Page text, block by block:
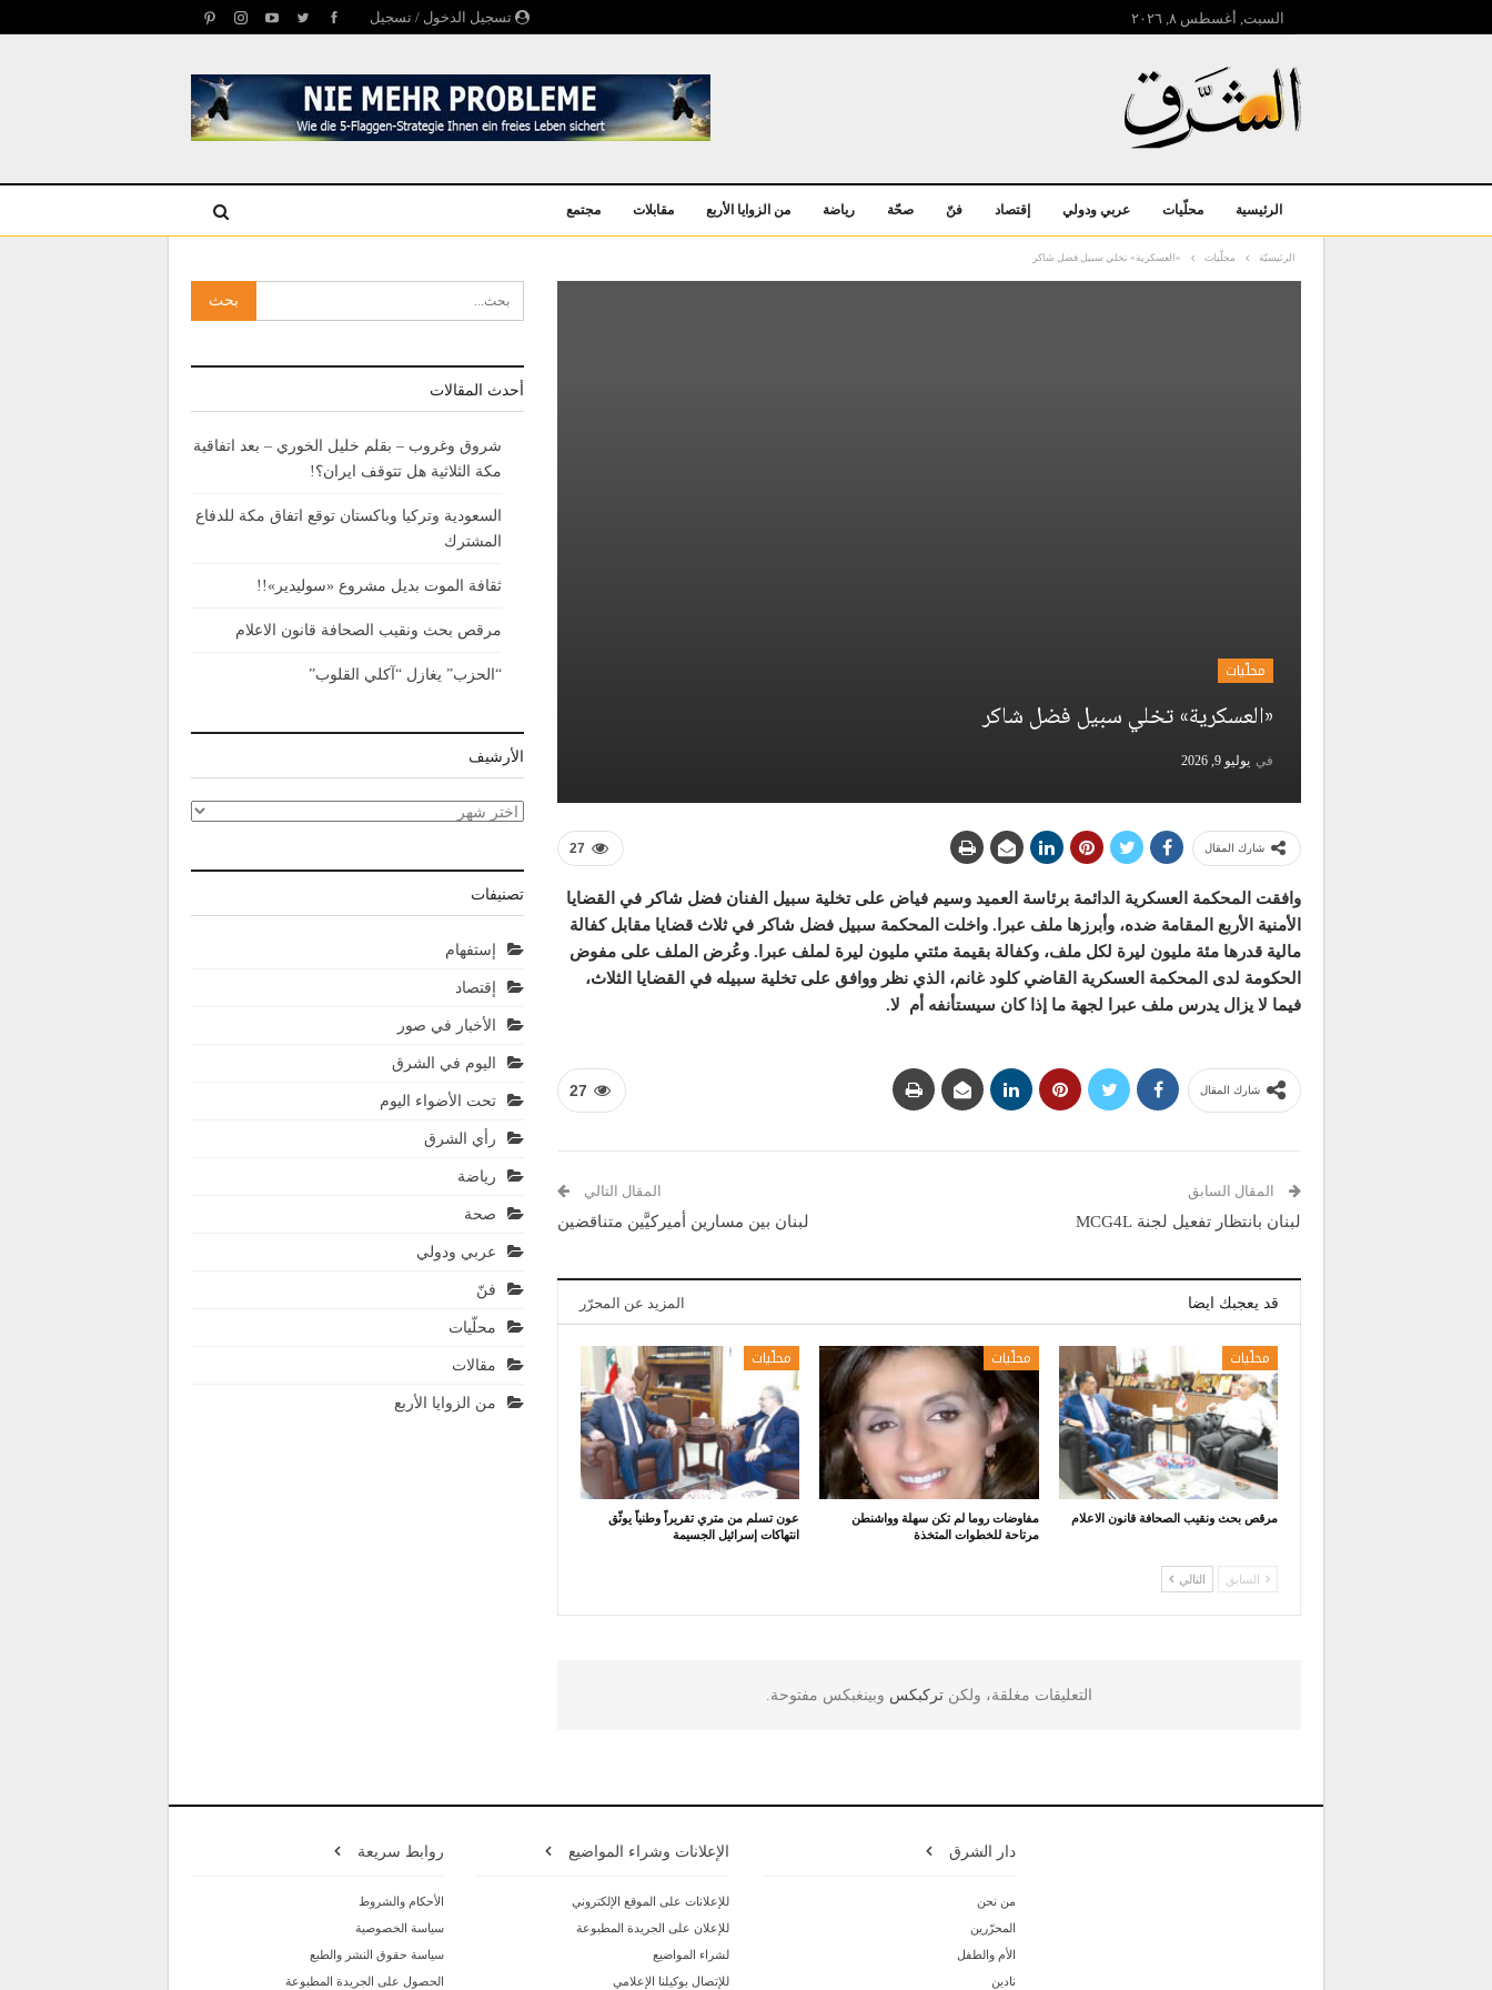
تسجيل الدخول / تسجيل السبت, أغسطس ۸, ۲۰۲٦
الرئيسية محلّيات عربي ودولي إقتصاد فنّ صحّة رياضة من الزوايا الأربع مقابلات مجتمع
الرئيسيّة محلّيات «العسكرية» تخلي سبيل فضل شاكر
محلّيات
«العسكرية» تخلي سبيل فضل شاكر
في يوليو 9, 2026
27 شارك المقال
وافقت المحكمة العسكرية الدائمة برئاسة العميد وسيم فياض على تخلية سبيل الفنان فضل شاكر في القضايا
الأمنية الأربع المقامة ضده، وأبرزها ملف عبرا. واخلت المحكمة سبيل فضل شاكر في ثلاث قضايا مقابل كفالة
مالية قدرها مئة مليون ليرة لكل ملف، وكفالة بقيمة مئتي مليون ليرة لملف عبرا. وعُرض الملف على مفوض
الحكومة لدى المحكمة العسكرية القاضي كلود غانم، الذي نظر ووافق على تخلية سبيله في القضايا الثلاث،
فيما لا يزال يدرس ملف عبرا لجهة ما إذا كان سيستأنفه أم لا.
27 شارك المقال
المقال السابق
لبنان بانتظار تفعيل لجنة MCG4L
المقال التالي
لبنان بين مسارين أميركيَّين متناقضين
قد يعجبك ايضا المزيد عن المحرّر
محلّيات
مرقص بحث ونقيب الصحافة قانون الاعلام
محلّيات
مفاوضات روما لم تكن سهلة وواشنطن
مرتاحة للخطوات المتخذة
محلّيات
عون تسلم من متري تقريراً وطنياً يوثّق
انتهاكات إسرائيل الجسيمة
السابق التالي
التعليقات مغلقة، ولكنتركبكس وبينغبكس مفتوحة.
أحدث المقالات
شروق وغروب – بقلم خليل الخوري – بعد اتفاقية
مكة الثلاثية هل تتوقف ايران؟!
السعودية وتركيا وباكستان توقع اتفاق مكة للدفاع
المشترك
ثقافة الموت بديل مشروع «سوليدير»!!
مرقص بحث ونقيب الصحافة قانون الاعلام
“الحزب” يغازل “آكلي القلوب”
الأرشيف
الأرشيف
تصنيفات
إستفهام
إقتصاد
الأخبار في صور
اليوم في الشرق
تحت الأضواء اليوم
رأي الشرق
رياضة
صحة
عربي ودولي
فنّ
محلّيات
مقالات
من الزوايا الأربع
دار الشرق
من نحن
المحرّرين
الأم والطفل
نادين
الإعلانات وشراء المواضيع
للإعلانات على الموقع الإلكتروني
للإعلان على الجريدة المطبوعة
لشراء المواضيع
للإتصال بوكيلنا الإعلامي
روابط سريعة
الأحكام والشروط
سياسة الخصوصية
سياسة حقوق النشر والطبع
الحصول على الجريدة المطبوعة